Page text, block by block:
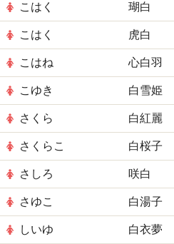
こはく 瑚白
こはく 虎白
こはね 心白羽
こゆき 白雪姫
さくら 白紅麗
さくらこ 白桜子
さしろ 咲白
さゆこ 白湯子
しいゆ 白衣夢